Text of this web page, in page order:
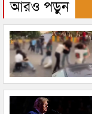
আরও পড়ুন